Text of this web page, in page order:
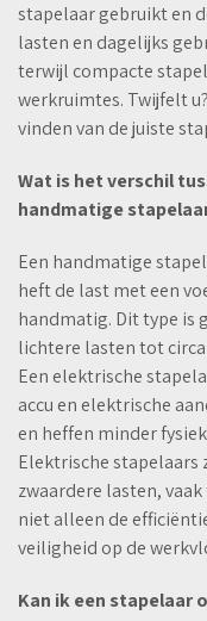
stapelaar gebruikt en
lasten en dagelijks
terwijl compacte
werkruimtes. Twijfelt
vinden van de juiste
Wat is het verschil
handmatige
Een handmatige
heft de last met een
handmatig. Dit type is
lichtere lasten tot circa
Een elektrische
accu en elektrische
en heffen minder
Elektrische stapelaars
zwaardere lasten,
niet alleen de
veiligheid op de
Kan ik een stapelaar